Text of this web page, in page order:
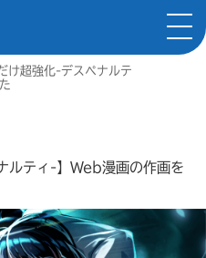
け超強化-デスペナルテ
ルティ-】Web漫画の作画を